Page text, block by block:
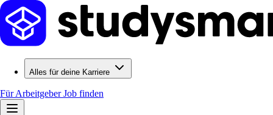
Alles für deine Karriere
Für ArbeitgeberJob finden